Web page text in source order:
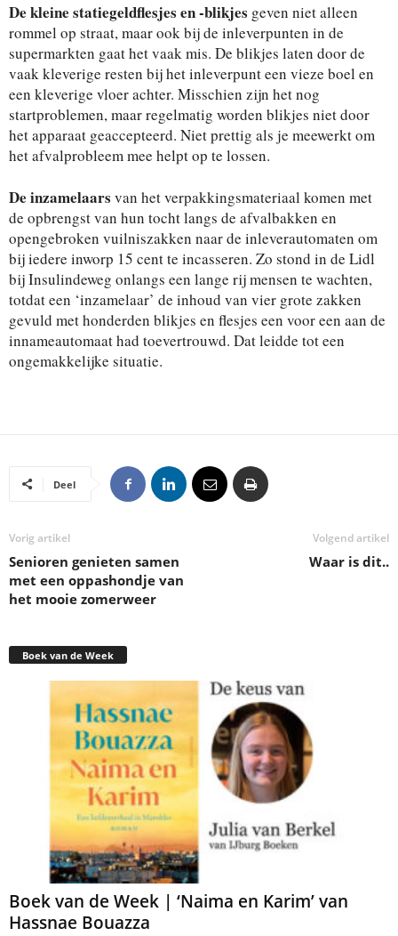
De kleine statiegeldflesjes en -blikjes geven niet alleen
rommel op straat, maar ook bij de inleverpunten in de
supermarkten gaat het vaak mis. De blikjes laten door de
vaak kleverige resten bij het inleverpunt een vieze boel en
een kleverige vloer achter. Misschien zijn het nog
startproblemen, maar regelmatig worden blikjes niet door
het apparaat geaccepteerd. Niet prettig als je meewerkt om
het afvalprobleem mee helpt op te lossen.
De inzamelaars van het verpakkingsmateriaal komen met
de opbrengst van hun tocht langs de afvalbakken en
opengebroken vuilniszakken naar de inleverautomaten om
bij iedere inworp 15 cent te incasseren. Zo stond in de Lidl
bij Insulindeweg onlangs een lange rij mensen te wachten,
totdat een ‘inzamelaar’ de inhoud van vier grote zakken
gevuld met honderden blikjes en flesjes een voor een aan de
innameautomaat had toevertrouwd. Dat leidde tot een
ongemakkelijke situatie.
Deel
Vorig artikel
Senioren genieten samen
met een oppashondje van
het mooie zomerweer
Volgend artikel
Waar is dit..
Boek van de Week
Boek van de Week | ‘Naima en Karim’ van
Hassnae Bouazza